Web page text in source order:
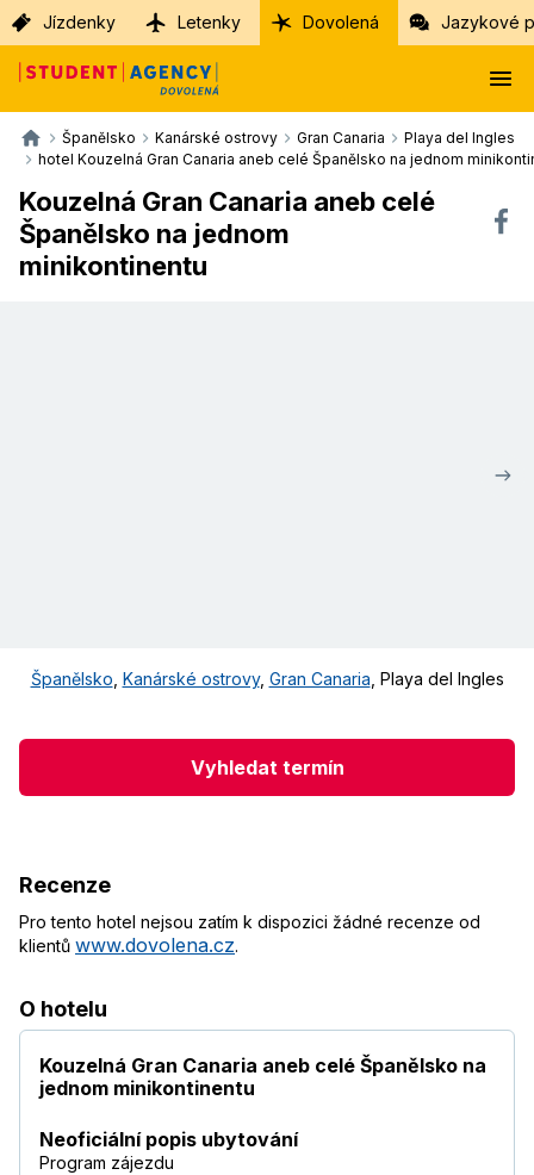
Jízdenky Letenky Dovolená Jazykové
Španělsko Kanárské ostrovy Gran Canaria
Playa del Ingles
hotel Kouzelná Gran Canaria aneb celé Španělsko na jednom
Kouzelná Gran Canaria aneb celé
Španělsko na jednom
minikontinentu
Španělsko Kanárské ostrovy, Gran Canaria Playa del Ingles
Vyhledat termín
Recenze
Pro tento hotel nejsou zatím k dispozici žádné recenze od
klientů www.dovolena.cz.
O hotelu
Kouzelná Gran Canaria aneb celé Španělsko na
jednom minikontinentu
Neoficiální popis ubytování
Program zájezdu